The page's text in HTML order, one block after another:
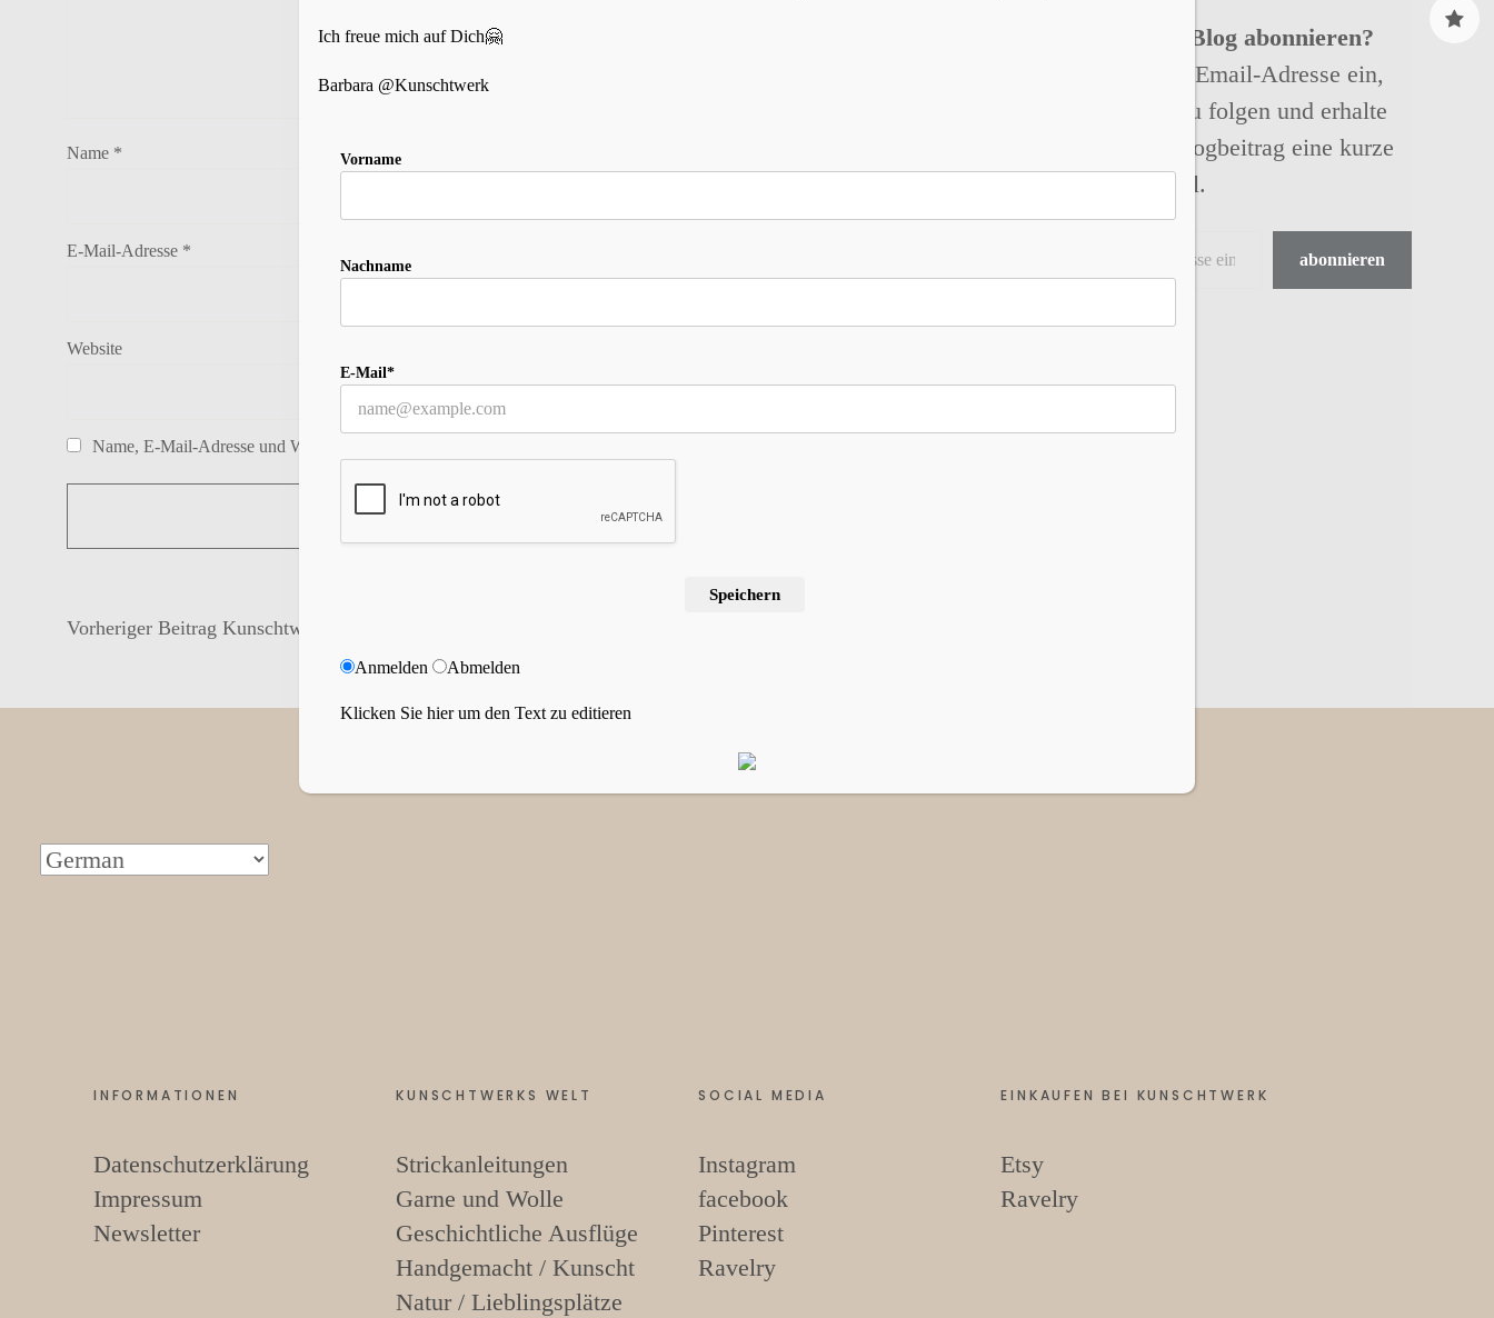
Name *
E-Mail-Adresse *
Website
Name, E-Mail-Adresse und Website in diesem Browser für meinen nächsten Kommentar speichern.
Vorheriger Beitrag Kunschtwerks Armstulpen und Holunderelfe
Willst Du meinen Blog abonnieren?
Gibt einfach Deine Email-Adresse ein,
um meinem Blog zu folgen und erhalte
bei jedem neuen Blogbeitrag eine kurze
Nachricht per Email.
abonnieren
INFORMATIONEN
Datenschutzerklärung
Impressum
Newsletter
KUNSCHTWERKS WELT
Strickanleitungen
Garne und Wolle
Geschichtliche Ausflüge
Handgemacht / Kunscht
Natur / Lieblingsplätze
SOCIAL MEDIA
Instagram
facebook
Pinterest
Ravelry
EINKAUFEN BEI KUNSCHTWERK
Etsy
Ravelry
Ich freue mich auf Dich🤗
Barbara @Kunschtwerk
Vorname
Nachname
E-Mail*
Speichern
Anmelden Abmelden
Klicken Sie hier um den Text zu editieren